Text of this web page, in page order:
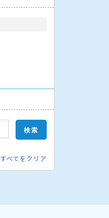
すべてをクリア